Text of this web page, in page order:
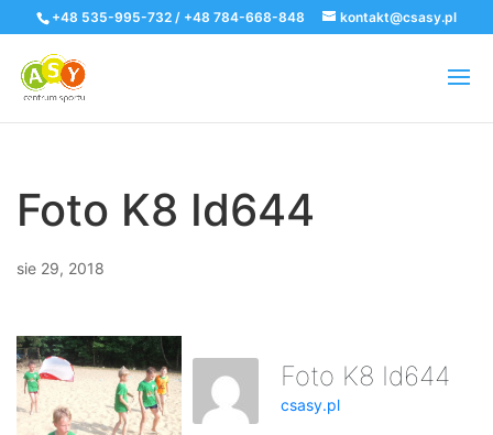
+48 535-995-732 / +48 784-668-848 kontakt@csasy.pl
Foto K8 Id644
sie 29, 2018
Foto K8 Id644
csasy.pl